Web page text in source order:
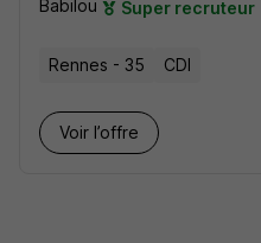
Babilou Super recruteur
Rennes - 35 CDI
Voir l’offre